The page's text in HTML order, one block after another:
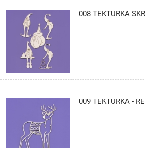
008 TEKTURKA
009 TEKTURKA -